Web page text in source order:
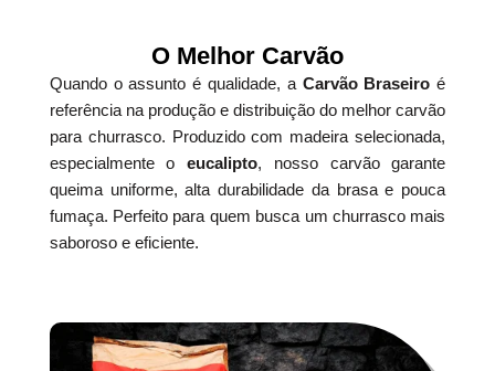
O Melhor Carvão
Quando o assunto é qualidade, a Carvão Braseiro é
referência na produção e distribuição do melhor carvão
para churrasco. Produzido com madeira selecionada,
especialmente oeucalipto, nosso carvão garante
queima uniforme, alta durabilidade da brasa e pouca
fumaça. Perfeito para quem busca um churrasco mais
saboroso e eficiente.